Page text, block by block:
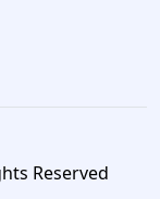
Reserved